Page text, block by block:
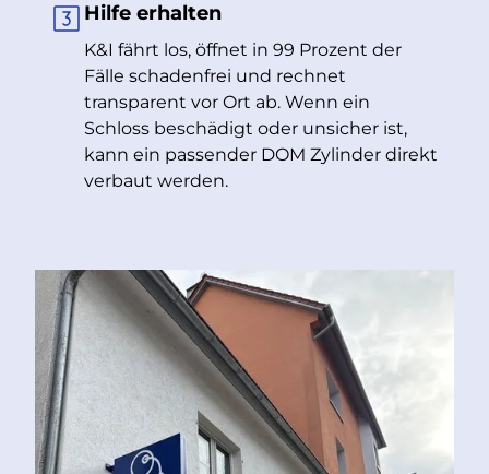
Hilfe erhalten
K&I fährt los, öffnet in 99 Prozent der
Fälle schadenfrei und rechnet
transparent vor Ort ab. Wenn ein
Schloss beschädigt oder unsicher ist,
kann ein passender DOM Zylinder direkt
verbaut werden.